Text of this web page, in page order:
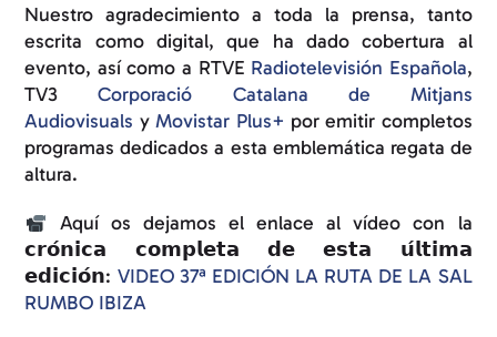
Nuestro agradecimiento a toda la prensa, tanto
escrita como digital, que ha dado cobertura al
evento, así como a RTVE Radiotelevisión Española,
TV3Corporació Catalana de Mitjans
Audiovisuals yMovistar Plus+ por emitir completos
programas dedicados a esta emblemática regata de
altura.
Aquí os dejamos el enlace al vídeo con la
𝗰𝗿𝗼́𝗻𝗶𝗰𝗮 𝗰𝗼𝗺𝗽𝗹𝗲𝘁𝗮 𝗱𝗲 𝗲𝘀𝘁𝗮 𝘂́𝗹𝘁𝗶𝗺𝗮
𝗲𝗱𝗶𝗰𝗶𝗼́𝗻: VIDEO 37ª EDICIÓN LA RUTA DE LA SAL
RUMBO IBIZA